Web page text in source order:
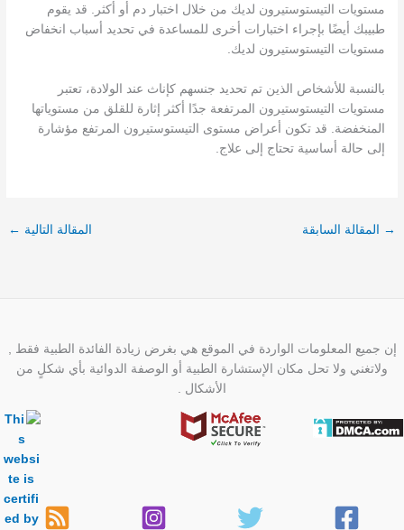
مستويات التيستوستيرون لديك من خلال اختبار دم أو أكثر. قد يقوم
طبيبك أيضًا بإجراء اختبارات أخرى للمساعدة في تحديد أسباب انخفاض
مستويات التيستوستيرون لديك.
بالنسبة للأشخاص الذين تم تحديد جنسهم كإناث عند الولادة، تعتبر
مستويات التيستوستيرون المرتفعة جدًا أكثر إثارة للقلق من مستوياتها
المنخفضة. قد تكون أعراض مستوى التيستوستيرون المرتفع مؤشارة
إلى حالة أساسية تحتاج إلى علاج.
→ المقالة السابقة المقالة التالية ←
إن جميع المعلومات الواردة في الموقع هي بغرض زيادة الفائدة الطبية فقط ,
ولاتغني ولا تحل مكان الإستشارة الطبية أو الوصفة الدوائية بأي شكلٍ من
الأشكال .